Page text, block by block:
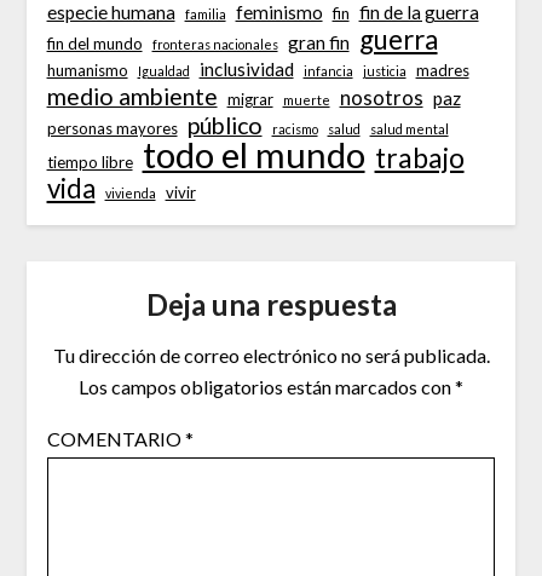
especie humana familia feminismo fin fin de la guerra
fin del mundo fronteras nacionales gran fin guerra
humanismo Igualdad inclusividad infancia justicia madres
medio ambiente migrar muerte nosotros paz
personas mayores público racismo salud salud mental
tiempo libre todo el mundo trabajo
vida vivienda vivir
Deja una respuesta
Tu dirección de correo electrónico no será publicada.
Los campos obligatorios están marcados con*
COMENTARIO*